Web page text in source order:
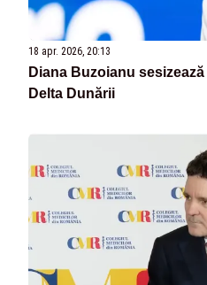
18 apr. 2026, 20:13
Diana Buzoianu
Delta Dunării